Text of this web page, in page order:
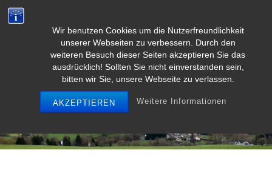
Wir benutzen Cookies um die Nutzerfreundlichkeit
unserer Webseiten zu verbessern. Durch den
weiteren Besuch dieser Seiten akzeptieren Sie das
ausdrücklich! Sollten Sie nicht einverstanden sein,
bitten wir Sie, unsere Webseite zu verlassen.
AKZEPTIEREN Weitere Informationen
Weidenbach/Eifel
MENU